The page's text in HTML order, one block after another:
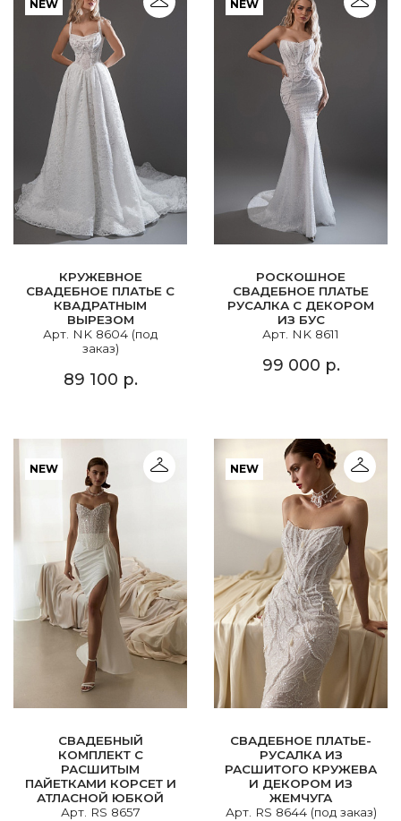
NEW
КРУЖЕВНОЕ
СВАДЕБНОЕ ПЛАТЬЕ С
КВАДРАТНЫМ
ВЫРЕЗОМ
Арт. NK 8604 (под
заказ)
89 100 р.
NEW
РОСКОШНОЕ
СВАДЕБНОЕ ПЛАТЬЕ
РУСАЛКА С ДЕКОРОМ
ИЗ БУС
Арт. NK 8611
99 000 р.
NEW
СВАДЕБНЫЙ
КОМПЛЕКТ С
РАСШИТЫМ
ПАЙЕТКАМИ КОРСЕТ И
АТЛАСНОЙ ЮБКОЙ
Арт. RS 8657
NEW
СВАДЕБНОЕ ПЛАТЬЕ-
РУСАЛКА ИЗ
РАСШИТОГО КРУЖЕВА
И ДЕКОРОМ ИЗ
ЖЕМЧУГА
Арт. RS 8644 (под заказ)